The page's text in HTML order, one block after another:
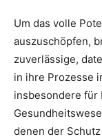
Um das volle
auszuschöpfen,
zuverlässige,
in ihre Prozesse
insbesondere für
denen der